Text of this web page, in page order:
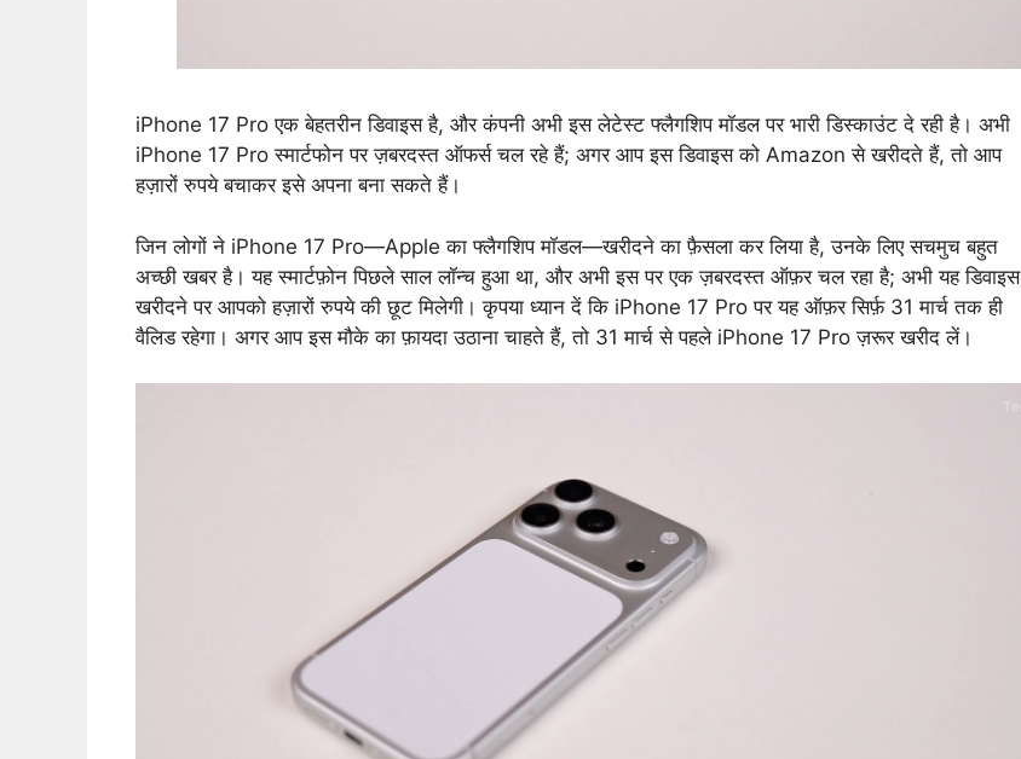
iPhone 17 Pro एक बेहतरीन डिवाइस है, और कंपनी अभी इस लेटेस्ट फ्लैगशिप मॉडल पर भारी डिस्काउंट दे रही है। अभी
iPhone 17 Pro स्मार्टफोन पर ज़बरदस्त ऑफर्स चल रहे हैं; अगर आप इस डिवाइस को Amazon से खरीदते हैं, तो आप
हज़ारों रुपये बचाकर इसे अपना बना सकते हैं।
जिन लोगों ने iPhone 17 Pro—Apple का फ्लैगशिप मॉडल—खरीदने का फ़ैसला कर लिया है, उनके लिए सचमुच बहुत
अच्छी खबर है। यह स्मार्टफ़ोन पिछले साल लॉन्च हुआ था, और अभी इस पर एक ज़बरदस्त ऑफ़र चल रहा है; अभी यह डिवाइस
खरीदने पर आपको हज़ारों रुपये की छूट मिलेगी। कृपया ध्यान दें कि iPhone 17 Pro पर यह ऑफ़र सिर्फ़ 31 मार्च तक ही
वैलिड रहेगा। अगर आप इस मौके का फ़ायदा उठाना चाहते हैं, तो 31 मार्च से पहले iPhone 17 Pro ज़रूर खरीद लें।